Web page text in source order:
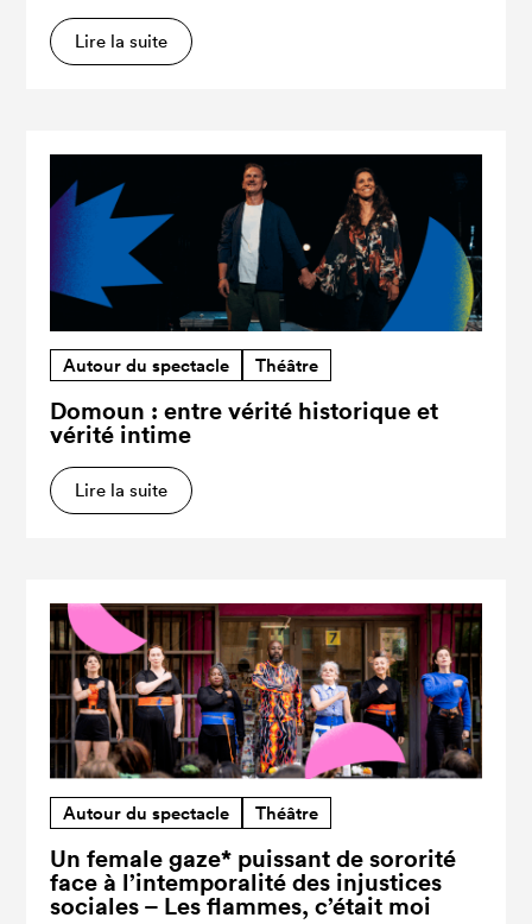
Lire la suite
Autour du spectacle Théâtre
Domoun : entre vérité historique et
vérité intime
Lire la suite
Autour du spectacle Théâtre
Un female gaze* puissant de sororité
face à l’intemporalité des injustices
sociales – Les flammes, c’était moi